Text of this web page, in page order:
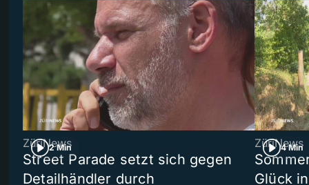
2 Min
ZüriNews
Street Parade setzt sich gegen
Detailhändler durch
4 Min
ZüriNews
Glück